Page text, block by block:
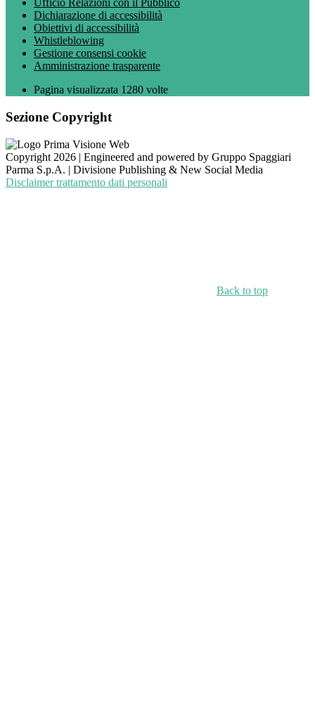
Ufficio Relazioni con il Pubblico
Dichiarazione di accessibilità
Obiettivi di accessibilità
Whistleblowing
Gestione consensi cookie
Amministrazione trasparente
Pagina visualizzata 1280 volte
Sezione Copyright
Copyright 2026 | Engineered and powered by Gruppo Spaggiari
Parma S.p.A. | Divisione Publishing & New Social Media
Disclaimer trattamento dati personali
Back to top